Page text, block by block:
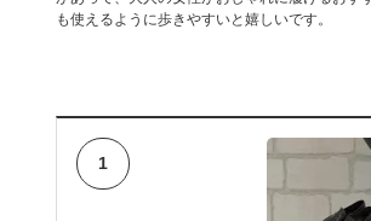
も使えるように歩きやすいと嬉しいです。
1